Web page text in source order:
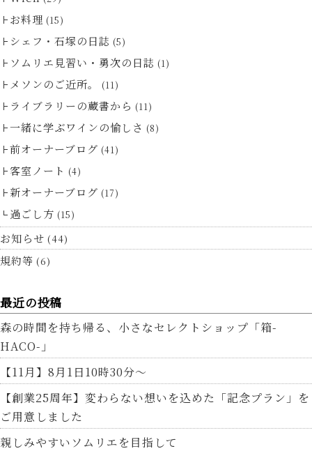
お料理 (15)
シェフ・石塚の日誌 (5)
ソムリエ見習い・勇次の日誌 (1)
メソンのご近所。 (11)
ライブラリーの蔵書から (11)
一緒に学ぶワインの愉しさ (8)
前オーナーブログ (41)
客室ノート (4)
新オーナーブログ (17)
過ごし方 (15)
お知らせ (44)
規約等 (6)
最近の投稿
森の時間を持ち帰る、小さなセレクトショップ「箱-
HACO-」
【11月】8月1日10時30分～
【創業25周年】変わらない想いを込めた「記念プラン」を
ご用意しました
親しみやすいソムリエを目指して